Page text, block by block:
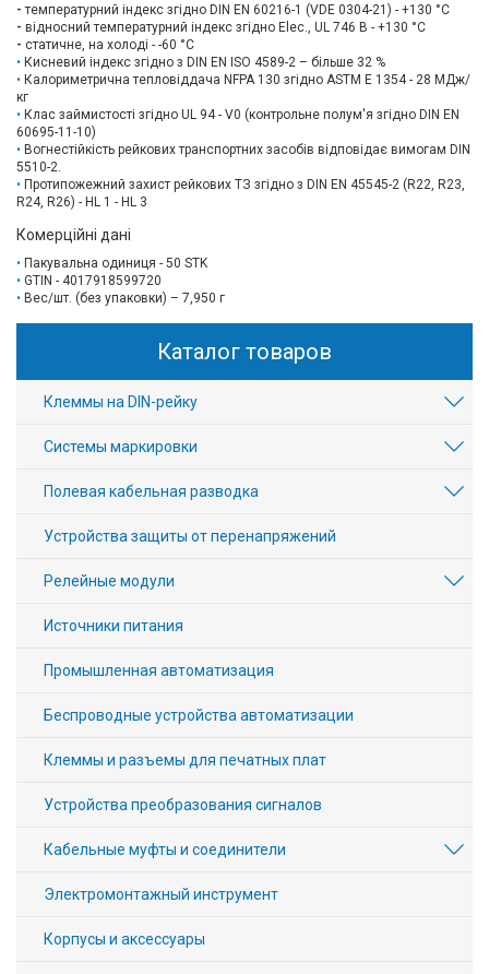
- температурний індекс згідно DIN EN 60216-1 (VDE 0304-21) - +130 °C
- відносний температурний індекс згідно Elec., UL 746 B - +130 °C
- статичне, на холоді - -60 °C
Кисневий індекс згідно з DIN EN ISO 4589-2 – більше 32 %
Калориметрична тепловіддача NFPA 130 згідно ASTM E 1354 - 28 MДж/
кг
Клас займистості згідно UL 94 - V0 (контрольне полум'я згідно DIN EN
60695-11-10)
Вогнестійкість рейкових транспортних засобів відповідає вимогам DIN
5510-2.
Протипожежний захист рейкових ТЗ згідно з DIN EN 45545-2 (R22, R23,
R24, R26) - HL 1 - HL 3
Комерційні дані
Пакувальна одиниця - 50 STK
GTIN - 4017918599720
Вес/шт. (без упаковки) – 7,950 г
Каталог товаров
Клеммы на DIN-рейку
Системы маркировки
Полевая кабельная разводка
Устройства защиты от перенапряжений
Релейные модули
Источники питания
Промышленная автоматизация
Беспроводные устройства автоматизации
Клеммы и разъемы для печатных плат
Устройства преобразования сигналов
Кабельные муфты и соединители
Электромонтажный инструмент
Корпусы и аксессуары